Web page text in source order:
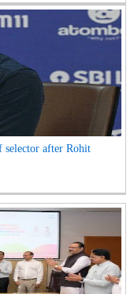
selector after Rohit